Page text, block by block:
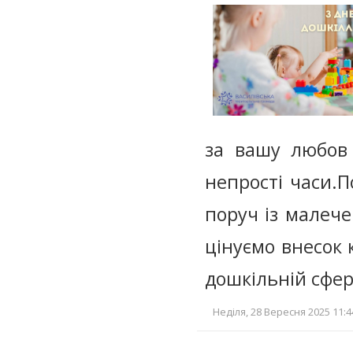
за вашу любов
непрості
поруч із
цінуємо
дошкільній
Неділя, 28 Вересня 2025